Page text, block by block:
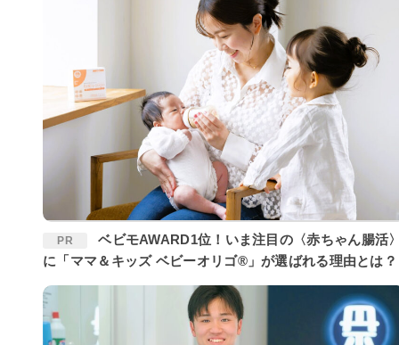
PR
ベビモAWARD1位！いま注目の〈赤ちゃん腸活〉
に「ママ＆キッズ ベビーオリゴ®」が選ばれる理由とは？